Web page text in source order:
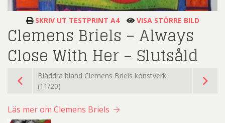
SKRIV UT TESTPRINT A4 VISA STÖRRE BILD
Clemens Briels – Always
Close With Her – Slutsåld
Bläddra bland Clemens Briels konstverk
(11/20)
Läs mer om Clemens Briels